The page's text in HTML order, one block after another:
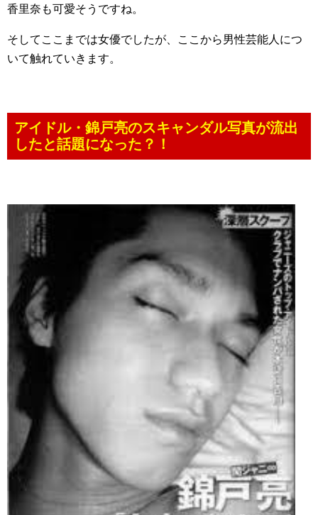
香里奈も可愛そうですね。
そしてここまでは女優でしたが、ここから男性芸能人につ
いて触れていきます。
アイドル・錦戸亮のスキャンダル写真が流出
したと話題になった？！